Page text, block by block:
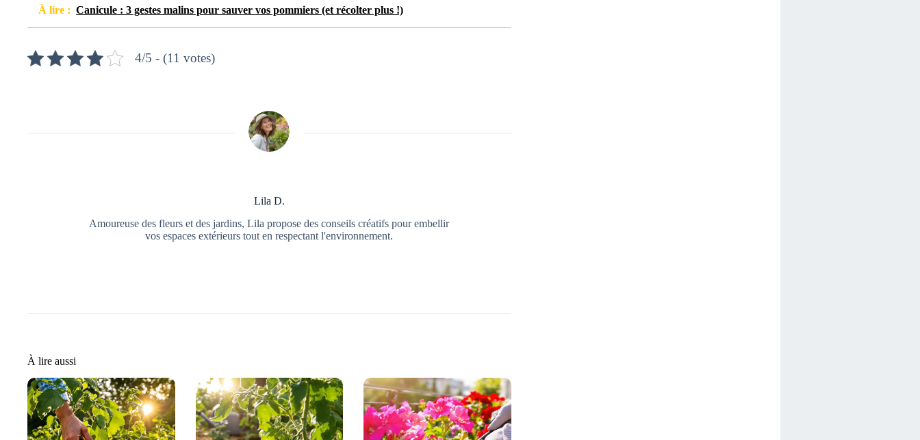
À lire : Canicule : 3 gestes malins pour sauver vos pommiers (et récolter plus !)
4/5 - (11 votes)
Lila D.
Amoureuse des fleurs et des jardins, Lila propose des conseils créatifs pour embellir
vos espaces extérieurs tout en respectant l'environnement.
À lire aussi